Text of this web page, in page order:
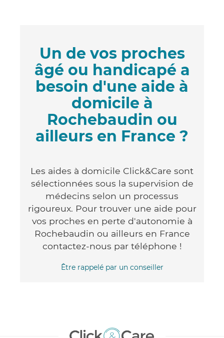
Un de vos proches
âgé ou handicapé a
besoin d'une aide à
domicile à
Rochebaudin ou
ailleurs en France ?
Les aides à domicile Click&Care sont
sélectionnées sous la supervision de
médecins selon un processus
rigoureux. Pour trouver une aide pour
vos proches en perte d'autonomie à
Rochebaudin ou ailleurs en France
contactez-nous par téléphone !
Être rappelé par un conseiller